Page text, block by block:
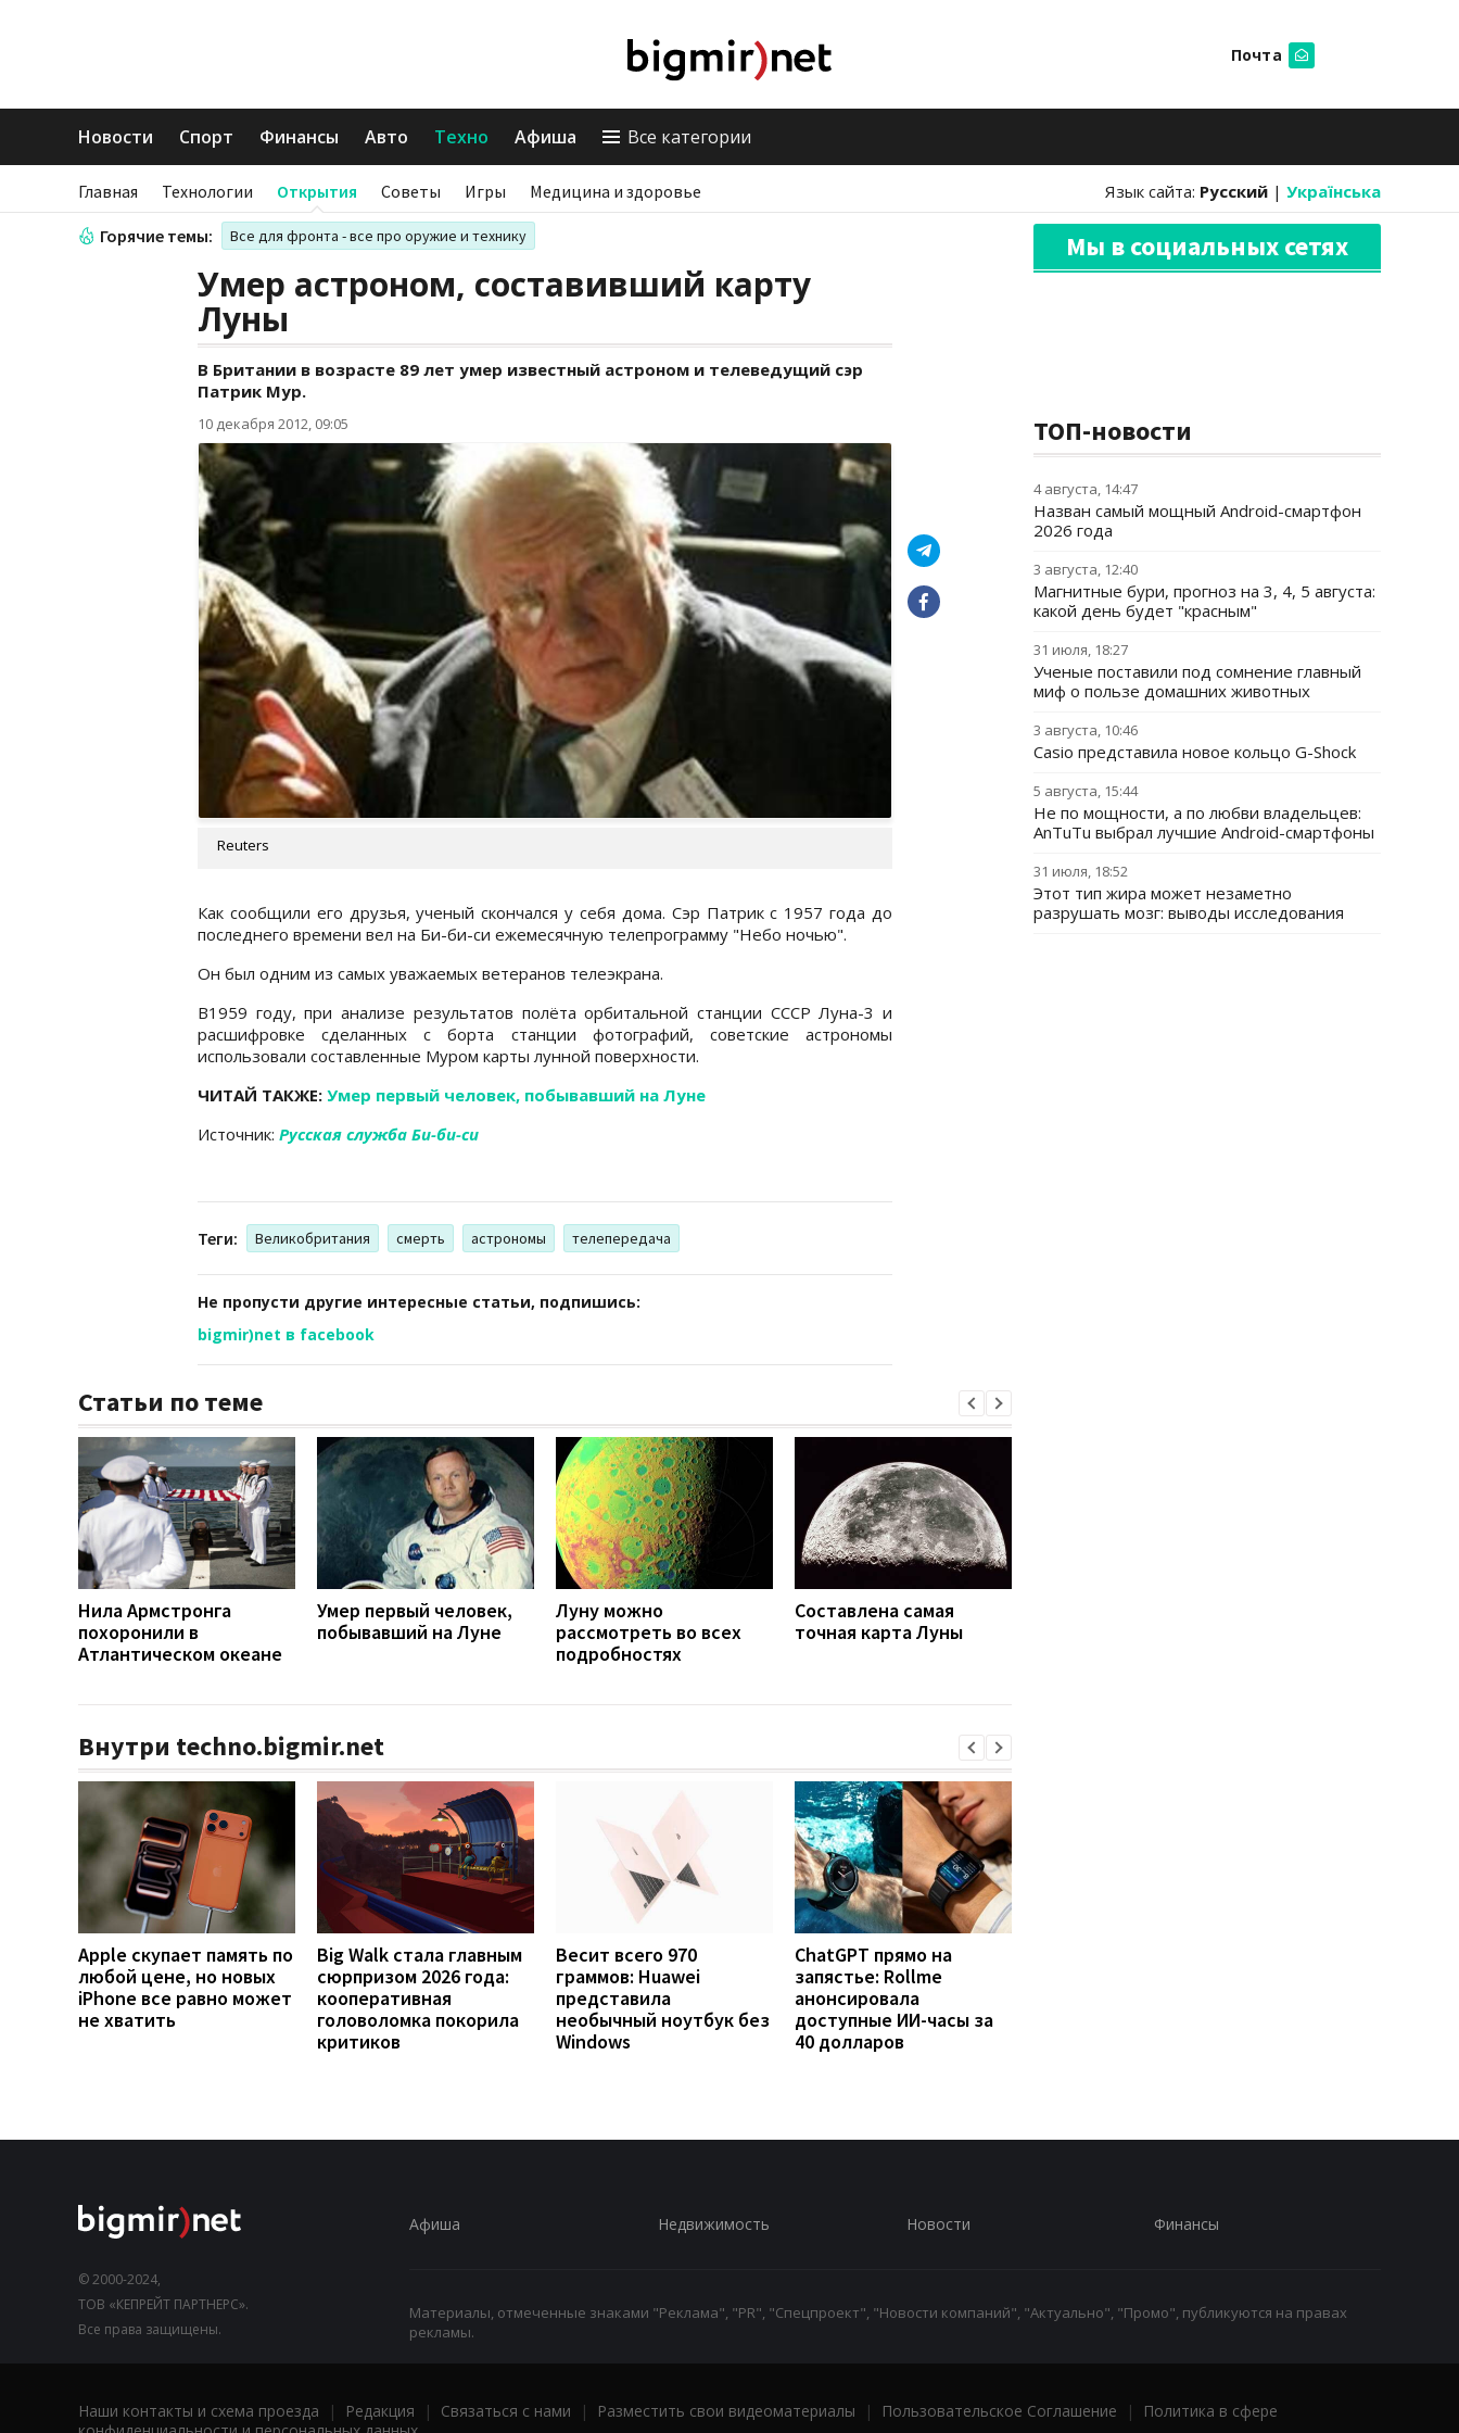
Почта
Новости Спорт Финансы Авто Техно Афиша Все категории
Главная Технологии Открытия Советы Игры Медицина и здоровье Язык сайта: Русский | Українська
Горячие темы: Все для фронта - все про оружие и технику
Умер астроном, составивший карту
Луны
В Британии в возрасте 89 лет умер известный астроном и телеведущий сэр
Патрик Мур.
10 декабря 2012, 09:05
Reuters
Как сообщили его друзья, ученый скончался у себя дома. Сэр Патрик с 1957 года до
последнего времени вел на Би-би-си ежемесячную телепрограмму "Небо ночью".
Он был одним из самых уважаемых ветеранов телеэкрана.
В1959 году, при анализе результатов полёта орбитальной станции СССР Луна-3 и
расшифровке сделанных с борта станции фотографий, советские астрономы
использовали составленные Муром карты лунной поверхности.
ЧИТАЙ ТАКЖЕ: Умер первый человек, побывавший на Луне
Источник: Русская служба Би-би-си
Теги: Великобритания смерть астрономы телепередача
Не пропусти другие интересные статьи, подпишись:
bigmir)net в facebook
Статьи по теме
Нила Армстронга
похоронили в
Атлантическом океане
Умер первый человек,
побывавший на Луне
Луну можно
рассмотреть во всех
подробностях
Составлена самая
точная карта Луны
Внутри techno.bigmir.net
Apple скупает память по
любой цене, но новых
iPhone все равно может
не хватить
Big Walk стала главным
сюрпризом 2026 года:
кооперативная
головоломка покорила
критиков
Весит всего 970
граммов: Huawei
представила
необычный ноутбук без
Windows
ChatGPT прямо на
запястье: Rollme
анонсировала
доступные ИИ-часы за
40 долларов
Мы в социальных сетях
ТОП-новости
4 августа, 14:47
Назван самый мощный Android-смартфон
2026 года
3 августа, 12:40
Магнитные бури, прогноз на 3, 4, 5 августа:
какой день будет "красным"
31 июля, 18:27
Ученые поставили под сомнение главный
миф о пользе домашних животных
3 августа, 10:46
Casio представила новое кольцо G-Shock
5 августа, 15:44
Не по мощности, а по любви владельцев:
AnTuTu выбрал лучшие Android-смартфоны
31 июля, 18:52
Этот тип жира может незаметно
разрушать мозг: выводы исследования
© 2000-2024,
ТОВ «КЕПРЕЙТ ПАРТНЕРС».
Все права защищены.
Афиша Недвижимость Новости Финансы
Материалы, отмеченные знаками "Реклама", "PR", "Спецпроект", "Новости компаний", "Актуально", "Промо", публикуются на правах
рекламы.
Наши контакты и схема проезда | Редакция | Связаться с нами | Разместить свои видеоматериалы | Пользовательское Соглашение |
Политика в сфере